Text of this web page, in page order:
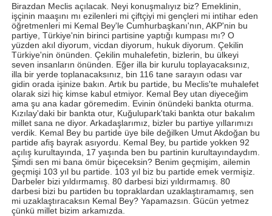
Birazdan Meclis açılacak. Neyi konuşmalıyız biz? Emeklinin,
işçinin maaşını mı ezilenleri mi çiftçiyi mi gençleri mi intihar eden
öğretmenleri mi Kemal Bey'le Cumhurbaşkanı'nın, AKP'nin bu
partiye, Türkiye'nin birinci partisine yaptığı kumpası mı? O
yüzden akıl diyorum, vicdan diyorum, hukuk diyorum. Çekilin
Türkiye'nin önünden. Çekilin muhalefetin, bizlerin, bu ülkeyi
seven insanların önünden. Eğer illa bir kurulu toplayacaksınız,
illa bir yerde toplanacaksınız, bin 116 tane sarayın odası var
gidin orada işinize bakın. Artık bu partide, bu Meclis'te muhalefet
olarak sizi hiç kimse kabul etmiyor. Kemal Bey utan diyeceğim
ama şu ana kadar göremedim. Evinin önündeki bankta oturma.
Kızılay'daki bir bankta otur, Kuğulupark'taki bankta otur bakalım
millet sana ne diyor. Arkadaşlarımız, bizler bu partiye yıllarımızı
verdik. Kemal Bey bu partide üye bile değilken Umut Akdoğan bu
partide afiş bayrak asıyordu. Kemal Bey, bu partide yokken 92
açılış kurultayında, 17 yaşında ben bu partinin kurultayındaydım.
Şimdi sen mi bana ömür biçeceksin? Benim geçmişim, ailemin
geçmişi 103 yıl bu partide. 103 yıl biz bu partide emek vermişiz.
Darbeler bizi yıldırmamış. 80 darbesi bizi yıldırmamış. 80
darbesi bizi bu partiden bu topraklardan uzaklaştıramamış, sen
mi uzaklaştıracaksın Kemal Bey? Yapamazsın. Gücün yetmez
çünkü millet bizim arkamızda.